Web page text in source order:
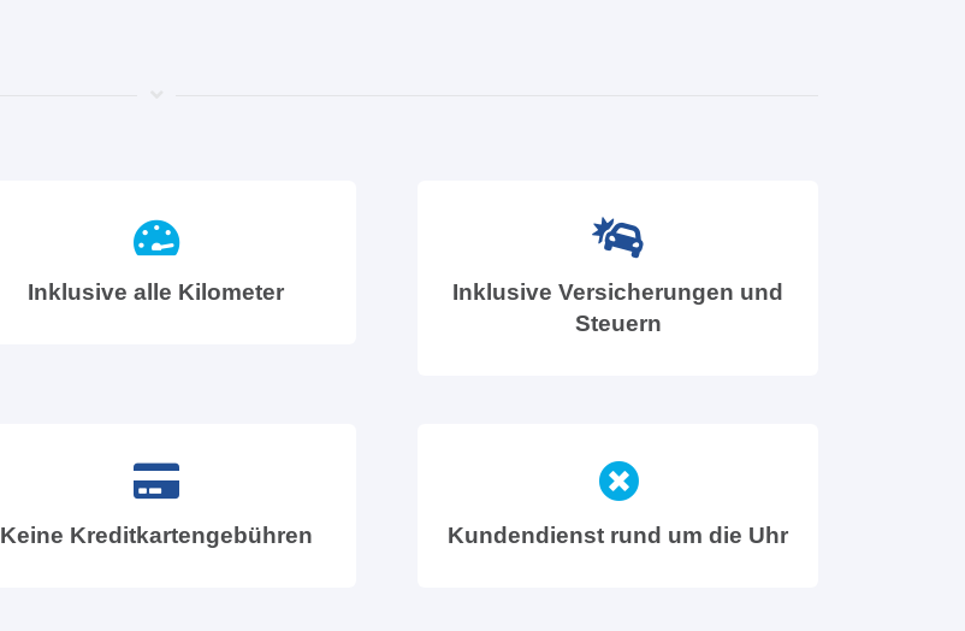
Inklusive alle Kilometer
Inklusive Versicherungen und
Steuern
Keine Kreditkartengebühren Kundendienst rund um die Uhr